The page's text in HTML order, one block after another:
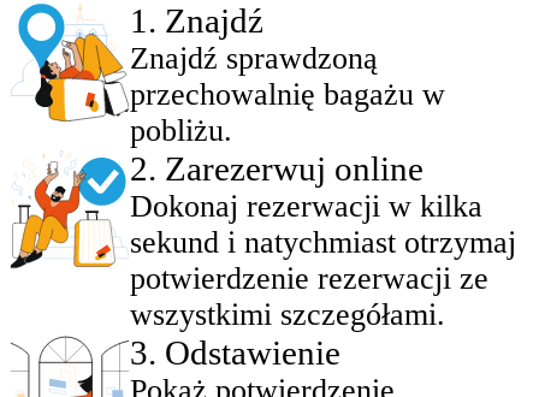
1 . Znajdź
Znajdź sprawdzoną
przechowalnię bagażu w
pobliżu.
2. Zarezerwuj online
Dokonaj rezerwacji w kilka
sekund i natychmiast otrzymaj
potwierdzenie rezerwacji ze
wszystkimi szczegółami.
3. Odstawienie